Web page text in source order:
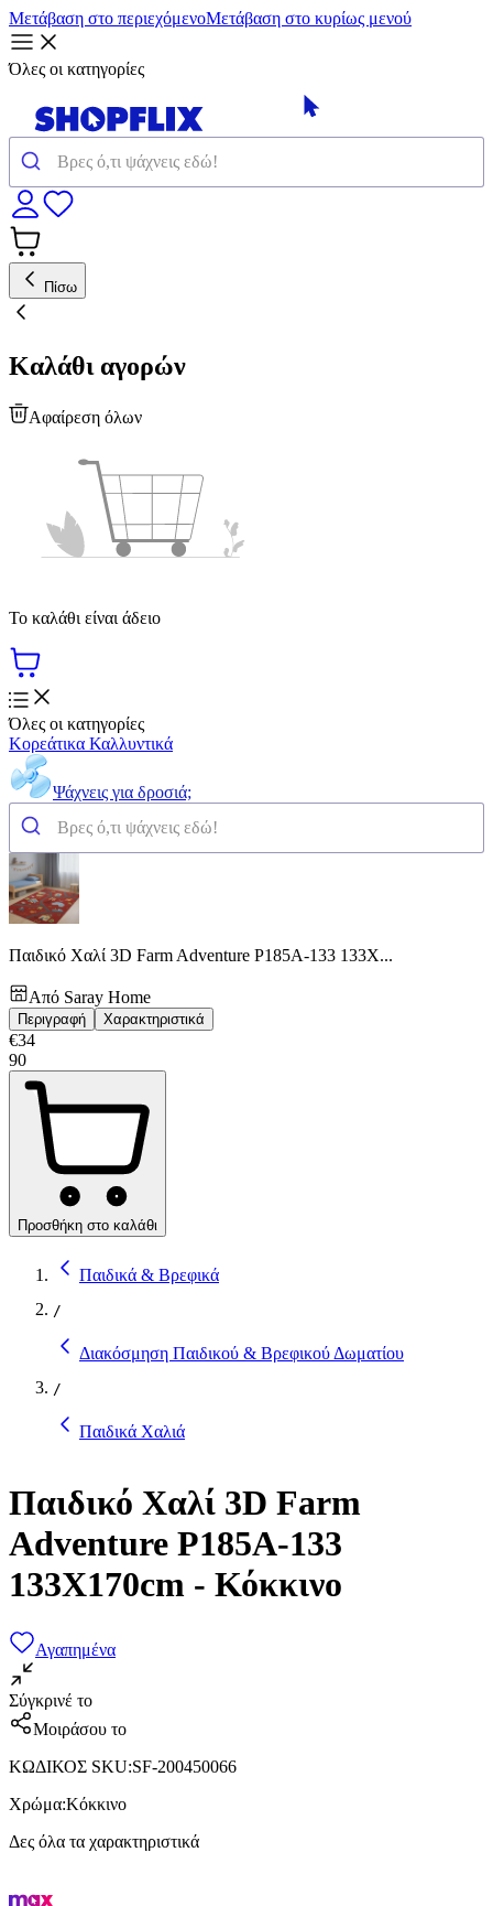
Μετάβαση στο περιεχόμενοΜετάβαση στο κυρίως μενού
Όλες οι κατηγορίες
Πίσω
Καλάθι αγορών
Αφαίρεση όλων
Το καλάθι είναι άδειο
Όλες οι κατηγορίες
Κορεάτικα Καλλυντικά
Ψάχνεις για δροσιά;
Παιδικό Χαλί 3D Farm Adventure P185A-133 133X...
Από Saray Home
Περιγραφή Χαρακτηριστικά
€34
90
Προσθήκη στο καλάθι
Παιδικά & Βρεφικά
/
Διακόσμηση Παιδικού & Βρεφικού Δωματίου
/
Παιδικά Χαλιά
Παιδικό Χαλί 3D Farm
Adventure P185A-133
133X170cm - Κόκκινο
Αγαπημένα
Σύγκρινέ το
Μοιράσου το
ΚΩΔΙΚΟΣ SKU:SF-200450066
Χρώμα:Κόκκινο
Δες όλα τα χαρακτηριστικά